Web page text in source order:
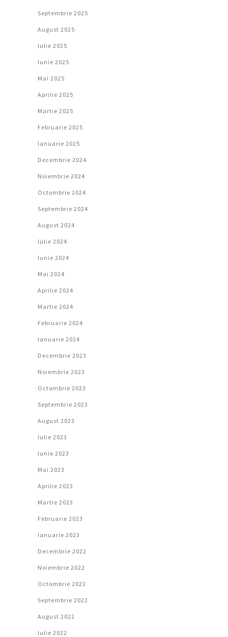
Septembrie 2025
August 2025
Iulie 2025
Iunie 2025
Mai 2025
Aprilie 2025
Martie 2025
Februarie 2025
Ianuarie 2025
Decembrie 2024
Noiembrie 2024
Octombrie 2024
Septembrie 2024
August 2024
Iulie 2024
Iunie 2024
Mai 2024
Aprilie 2024
Martie 2024
Februarie 2024
Ianuarie 2024
Decembrie 2023
Noiembrie 2023
Octombrie 2023
Septembrie 2023
August 2023
Iulie 2023
Iunie 2023
Mai 2023
Aprilie 2023
Martie 2023
Februarie 2023
Ianuarie 2023
Decembrie 2022
Noiembrie 2022
Octombrie 2022
Septembrie 2022
August 2022
Iulie 2022